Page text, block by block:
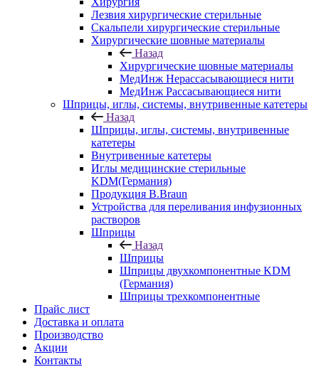
Лезвия хирургические стерильные
Скальпели хирургические стерильные
Хирургические шовные материалы
Назад
Хирургические шовные материалы
МедИнж Нерассасывающиеся нити
МедИнж Рассасывающиеся нити
Шприцы, иглы, системы, внутривенные катетеры
Назад
Шприцы, иглы, системы, внутривенные
катетеры
Внутривенные катетеры
Иглы медицинские стерильные
KDM(Германия)
Продукция B.Braun
Устройства для переливания инфузионных
растворов
Шприцы
Назад
Шприцы
Шприцы двухкомпонентные KDM
(Германия)
Шприцы трехкомпонентные
Прайс лист
Доставка и оплата
Производство
Акции
Контакты